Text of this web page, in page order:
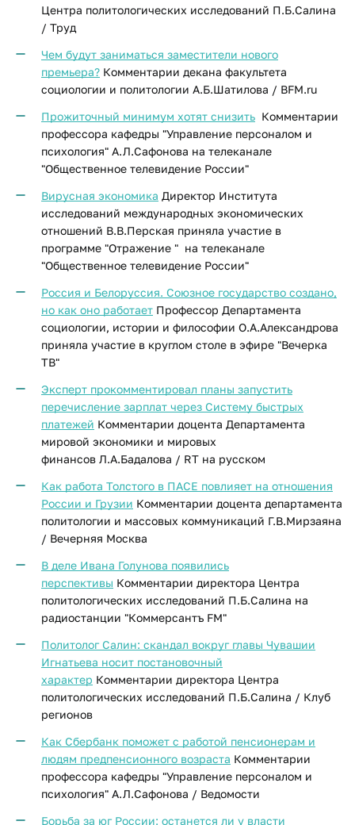
Центра политологических исследований П.Б.Салина
/ Труд
Чем будут заниматься заместители нового
премьера? Комментарии декана факультета
социологии и политологии А.Б.Шатилова / BFM.ru
Прожиточный минимум хотят снизить Комментарии
профессора кафедры "Управление персоналом и
психология" А.Л.Сафонова на телеканале
"Общественное телевидение России"
Вирусная экономика Директор Института
исследований международных экономических
отношений В.В.Перская приняла участие в
программе "Отражение " на телеканале
"Общественное телевидение России"
Россия и Белоруссия. Союзное государство создано,
но как оно работает Профессор Департамента
социологии, истории и философии О.А.Александрова
приняла участие в круглом столе в эфире "Вечерка
ТВ"
Эксперт прокомментировал планы запустить
перечисление зарплат через Систему быстрых
платежей Комментарии доцента Департамента
мировой экономики и мировых
финансов Л.А.Бадалова / RT на русском
Как работа Толстого в ПАСЕ повлияет на отношения
России и Грузии Комментарии доцента департамента
политологии и массовых коммуникаций Г.В.Мирзаяна
/ Вечерняя Москва
В деле Ивана Голунова появились
перспективы Комментарии директора Центра
политологических исследований П.Б.Салина на
радиостанции "Коммерсантъ FM"
Политолог Салин: скандал вокруг главы Чувашии
Игнатьева носит постановочный
характер Комментарии директора Центра
политологических исследований П.Б.Салина / Клуб
регионов
Как Сбербанк поможет с работой пенсионерам и
людям предпенсионного возраста Комментарии
профессора кафедры "Управление персоналом и
психология" А.Л.Сафонова / Ведомости
Борьба за юг России: останется ли у власти